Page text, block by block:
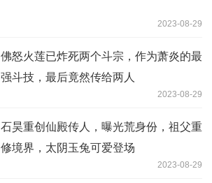
2023-08-29
佛怒火莲已炸死两个斗宗，作为萧炎的最
强斗技，最后竟然传给两人
2023-08-29
石昊重创仙殿传人，曝光荒身份，祖父重
修境界，太阴玉兔可爱登场
2023-08-29